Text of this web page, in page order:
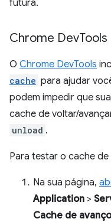
futura.
Chrome DevTools
O Chrome DevTools
cache para ajudar
podem impedir que
cache de voltar/
unload .
Para testar o cache
Na sua página,
Application >
Cache de